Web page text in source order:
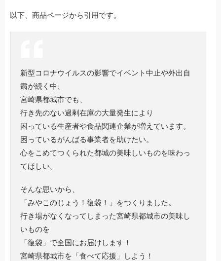
以下、商品ページから引用です。
新型コロナウイルスの影響でイベント中止や外出自
粛が続く中、
宮崎県都城市でも、
行き先のない過剰在庫の大量発生により
困っている生産者や食品関連企業が増えています。
困っているがんばる事業者を助けたい。
心をこめてつくられた都城の美味しいものを味わっ
てほしい。
そんな思いから、
「みやこのじょう！復袋！」をつくりました。
行き場がなくなってしまった宮崎県都城市の美味し
いものを
「復袋」で全国にお届けします！
宮崎県都城市を「食べて応援」しよう！